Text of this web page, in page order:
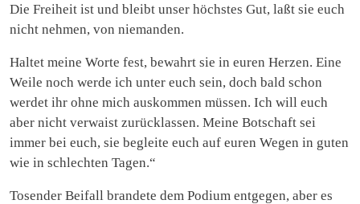
Die Freiheit ist und bleibt unser höchstes Gut, laßt sie euch
nicht nehmen, von niemanden.
Haltet meine Worte fest, bewahrt sie in euren Herzen. Eine
Weile noch werde ich unter euch sein, doch bald schon
werdet ihr ohne mich auskommen müssen. Ich will euch
aber nicht verwaist zurücklassen. Meine Botschaft sei
immer bei euch, sie begleite euch auf euren Wegen in guten
wie in schlechten Tagen.“
Tosender Beifall brandete dem Podium entgegen, aber es